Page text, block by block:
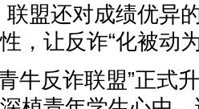
联盟还对成绩优异
，让反诈“化被动
反诈联盟”正式升